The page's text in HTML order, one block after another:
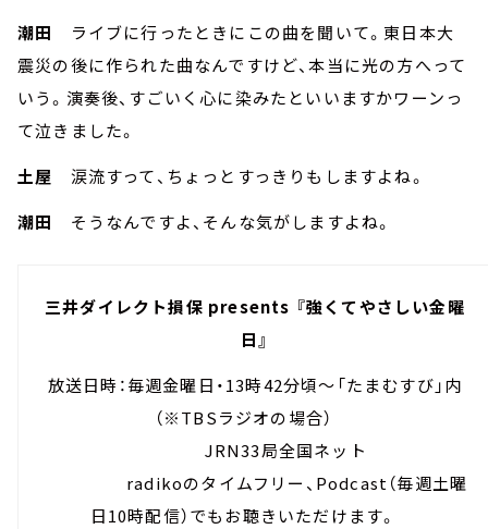
潮田
ライブに行ったときにこの曲を聞いて。東日本大
震災の後に作られた曲なんですけど、本当に光の方へって
いう。演奏後、すごいく心に染みたといいますかワーンっ
て泣きました。
土屋
涙流すって、ちょっとすっきりもしますよね。
潮田
そうなんですよ、そんな気がしますよね。
三井ダイレクト損保 presents 『強くてやさしい金曜
日』
放送日時：毎週金曜日・13時42分頃～「たまむすび」内
（※TBSラジオの場合）
JRN33局全国ネット
radikoのタイムフリー、Podcast（毎週土曜
日10時配信）でもお聴きいただけます。